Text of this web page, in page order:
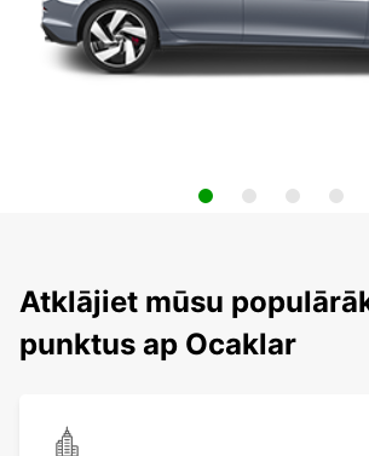
Atklājiet mūsu
punktus ap Ocaklar